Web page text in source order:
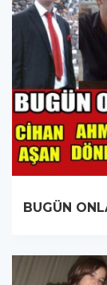
BUGÜN